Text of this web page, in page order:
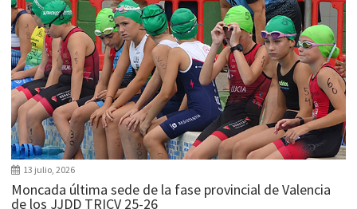
13 julio, 2026
Moncada última sede de la fase provincial de Valencia
de los JJDD TRICV 25-26